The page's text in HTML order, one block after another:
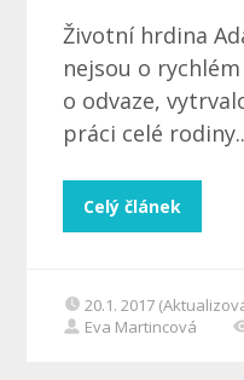
Životní hrdina
nejsou o
o odvaze,
práci celé
Celý článek
20.1. 2017
Eva Martincová